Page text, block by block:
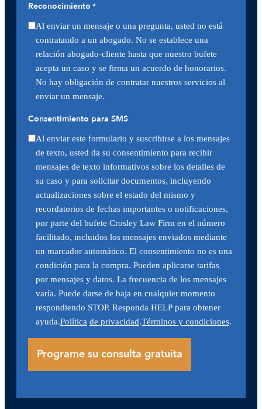
Reconocimiento *
Al enviar un mensaje o una pregunta, usted no está
contratando a un abogado. No se establece una
relación abogado-cliente hasta que nuestro bufete
acepta un caso y se firma un acuerdo de honorarios.
No hay obligación de contratar nuestros servicios al
enviar un mensaje.
Consentimiento para SMS
Al enviar este formulario y suscribirse a los mensajes
de texto, usted da su consentimiento para recibir
mensajes de texto informativos sobre los detalles de
su caso y para solicitar documentos, incluyendo
actualizaciones sobre el estado del mismo y
recordatorios de fechas importantes o notificaciones,
por parte del bufete Crosley Law Firm en el número
facilitado, incluidos los mensajes enviados mediante
un marcador automático. El consentimiento no es una
condición para la compra. Pueden aplicarse tarifas
por mensajes y datos. La frecuencia de los mensajes
varía. Puede darse de baja en cualquier momento
respondiendo STOP. Responda HELP para obtener
ayuda.Política de privacidad.Términos y condiciones.